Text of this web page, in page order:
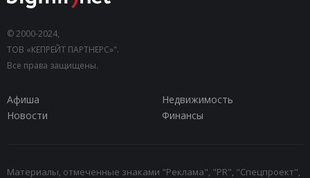
© 2000-2024,
ТОВ «КЕПРЕЙТ ПАРТНЕРС»".
Все права защищены.
Афиша
Недвижимость
Новости
Финансы
Материалы, отмеченные знаками "Реклама", "PR", "Спецпроект",